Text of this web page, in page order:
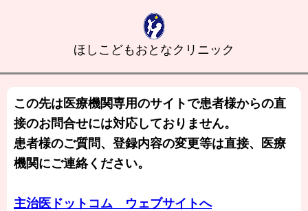
ほしこどもおとなクリニック
この先は医療機関専用のサイトで患者様からの直
接のお問合せには対応しておりません。
患者様のご質問、登録内容の変更等は直接、医療
機関にご連絡ください。
主治医ドットコム ウェブサイトへ